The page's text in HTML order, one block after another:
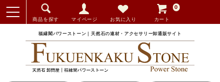
商品を探す マイページ お気に入り カート
0
福縁閣パワーストーン｜天然石の連材・アクセサリー卸通販サイト